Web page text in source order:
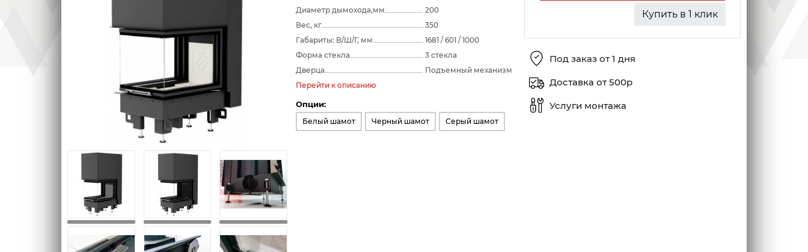
Диаметр дымохода,мм
200
Вес, кг
350
Габариты: В/Ш/Г, мм
1681 / 601 / 1000
Форма стекла
3 стекла
Дверца
Подъемный механизм
Перейти к описанию
Опции:
Белый шамот Черный шамот Серый шамот
Купить в 1 клик
Под заказ от 1 дня
Доставка от 500р
Услуги монтажа